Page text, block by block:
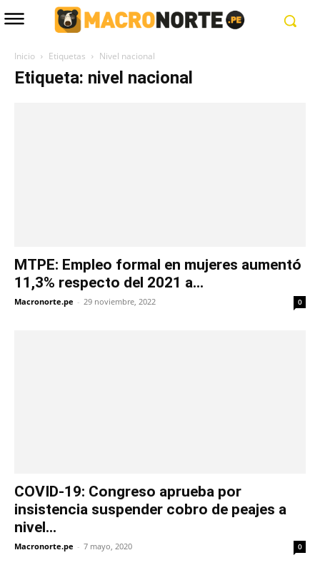
Inicio Etiquetas Nivel nacional
Etiqueta: nivel nacional
MTPE: Empleo formal en mujeres aumentó
11,3% respecto del 2021 a...
Macronorte.pe - 29 noviembre, 2022 0
COVID-19: Congreso aprueba por
insistencia suspender cobro de peajes a
nivel...
Macronorte.pe - 7 mayo, 2020 0